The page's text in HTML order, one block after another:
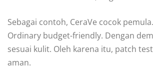
Sebagai contoh, CeraVe cocok
Ordinary budget-friendly. Dengan
sesuai kulit. Oleh karena itu, patch
aman.